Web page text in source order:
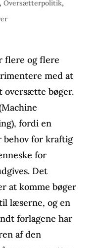
Oversætterpolitik,
flere og flere
med at
oversætte bøger.
fordi en
behov for kraftig
for
Det
at komme bøger
læserne, og en
forlagene har
af den